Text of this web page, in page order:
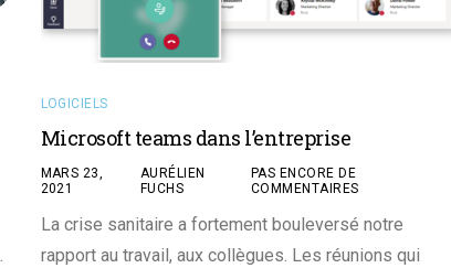
LOGICIELS
Microsoft teams dans l’entreprise
MARS 23,
2021
AURÉLIEN
FUCHS
PAS ENCORE DE
COMMENTAIRES
La crise sanitaire a fortement bouleversé notre
rapport au travail, aux collègues. Les réunions qui